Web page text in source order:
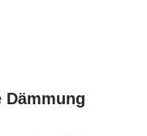
Dämmung